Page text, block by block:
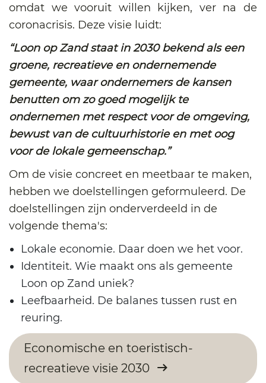
omdat we vooruit willen kijken, ver na de
coronacrisis. Deze visie luidt:
“Loon op Zand staat in 2030 bekend als een
groene, recreatieve en ondernemende
gemeente, waar ondernemers de kansen
benutten om zo goed mogelijk te
ondernemen met respect voor de omgeving,
bewust van de cultuurhistorie en met oog
voor de lokale gemeenschap.”
Om de visie concreet en meetbaar te maken,
hebben we doelstellingen geformuleerd. De
doelstellingen zijn onderverdeeld in de
volgende thema's:
Lokale economie. Daar doen we het voor.
Identiteit. Wie maakt ons als gemeente
Loon op Zand uniek?
Leefbaarheid. De balanes tussen rust en
reuring.
Economische en toeristisch-
recreatieve visie 2030